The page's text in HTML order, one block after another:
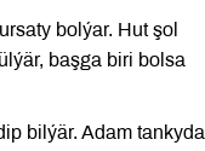
bolýar. Hut şol
başga biri bolsa
bilýär. Adam tankyda